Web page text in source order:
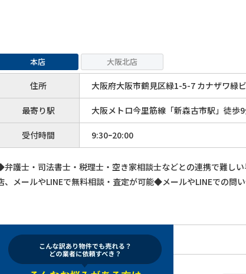
本店 大阪北店
住所 大阪府大阪市鶴見区緑1-5-7 カナザワ緑
最寄り駅 大阪メトロ今里筋線「新森古市駅」徒歩
受付時間 9:30ｰ20:00
護士・司法書士・税理士・空き家相談士などとの連携で難し
、メールやLINEで無料相談・査定が可能◆メールやLINEでの問